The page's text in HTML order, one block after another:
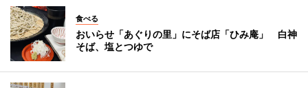
食べる
おいらせ「あぐりの里」にそば店「ひみ庵」 白神
そば、塩とつゆで